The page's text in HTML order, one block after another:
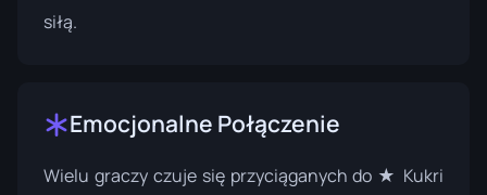
siłą.
Emocjonalne Połączenie
Wielu graczy czuje się przyciąganych do ★ Kukri